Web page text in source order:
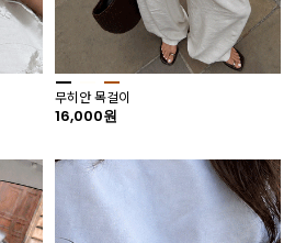
무히안 목걸이
16,000원